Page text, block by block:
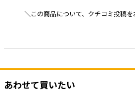
＼この商品について、クチコミ投稿
あわせて買いたい